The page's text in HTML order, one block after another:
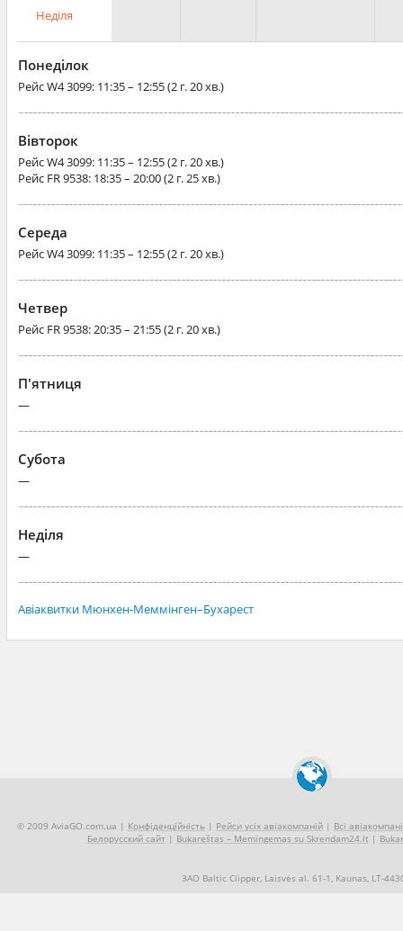
Неділя
Понеділок
РейсW4 3099: 11:35 – 12:55 (2 г. 20 хв.)
Вівторок
РейсW4 3099: 11:35 – 12:55 (2 г. 20 хв.)
Рейс FR 9538: 18:35 – 20:00 (2 г. 25 хв.)
Середа
РейсW4 3099: 11:35 – 12:55 (2 г. 20 хв.)
Четвер
Рейс FR 9538: 20:35 – 21:55 (2 г. 20 хв.)
П'ятниця
—
Субота
—
Неділя
—
Авіаквитки Мюнхен-Меммінген–Бухарест
© 2009 AviaGO.com.ua | Конфіденційність| Рейси усіх авіакомпаній| Всі
Белорусский сайт| Bukareštas – Memingemas su Skrendam24.lt |
ЗАО Baltic Clipper, Laisvės al. 61-1, Kaunas, LT-